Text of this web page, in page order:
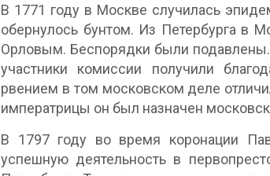
В 1771 году в Москве случилась
обернулось бунтом. Из Петербурга в
Орловым. Беспорядки были подавлены.
участники комиссии получили
рвением в том московском деле
императрицы он был назначен
В 1797 году во время коронации
успешную деятельность в